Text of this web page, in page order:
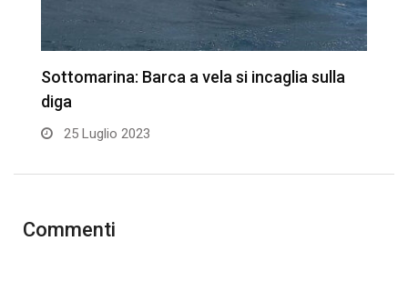
Sottomarina: Barca a vela si incaglia sulla
diga
25 Luglio 2023
Commenti